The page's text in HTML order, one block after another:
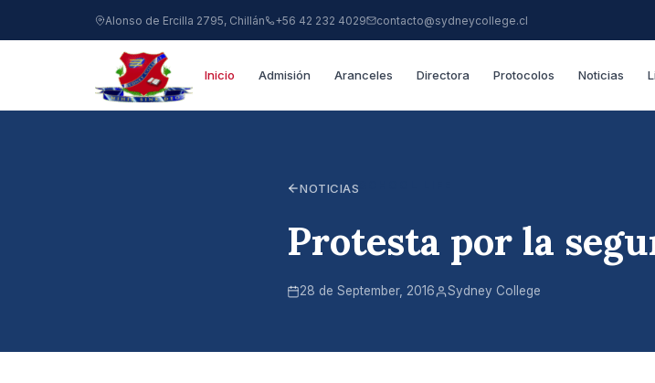
Alonso de Ercilla 2795, Chillán +56 42 232 4029 contacto@sydneycollege.cl
Inicio Admisión Aranceles Directora Protocolos Noticias
NOTICIAS
Protesta por la
28 de September, 2016 Sydney College